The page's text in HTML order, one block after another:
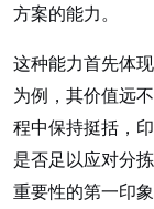
方案的能力。
这种能力首先体
为例，其价值远
程中保持挺括，
是否足以应对分
重要性的第一印